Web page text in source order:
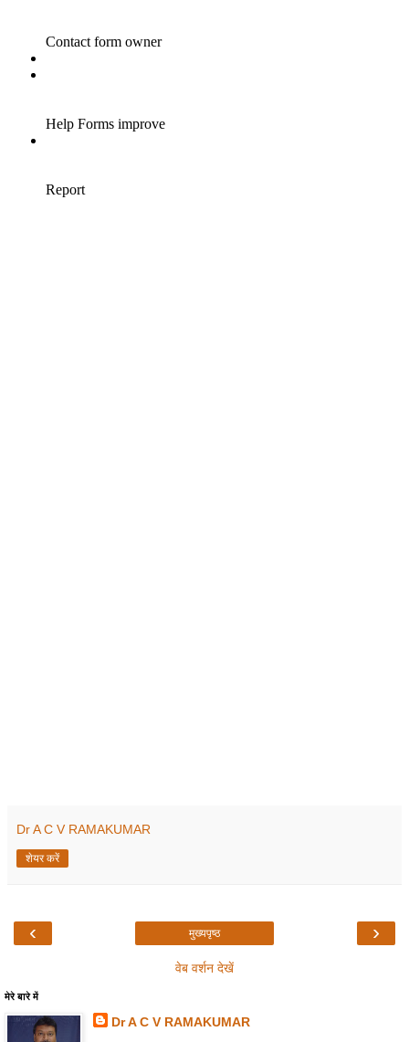
Dr A C V RAMAKUMAR
शेयर करें
‹ ›
मुख्यपृष्ठ
वेब वर्शन देखें
मेरे बारे में
Dr A C V RAMAKUMAR